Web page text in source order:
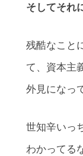
そしてそれ
残酷なこと
て、資本主
外見になっ
世知辛いっ
わかってる